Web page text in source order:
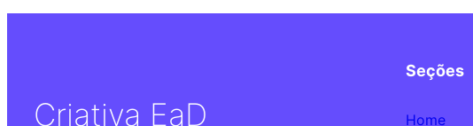
Criativa EaD
Seções
Home